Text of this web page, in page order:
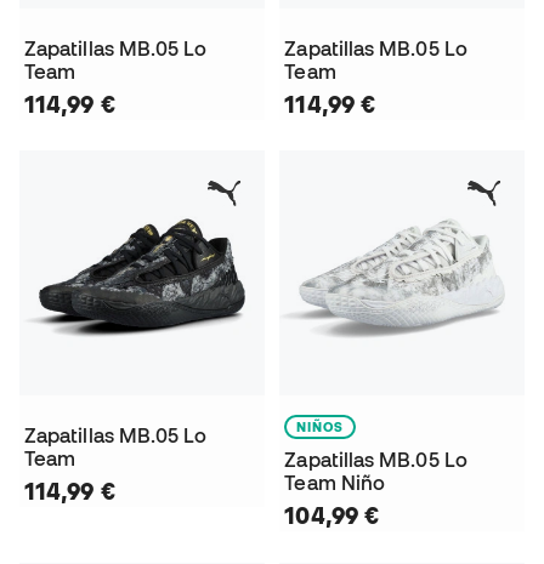
Zapatillas MB.05 Lo
Team
114,99 €
Zapatillas MB.05 Lo
Team
114,99 €
Zapatillas MB.05 Lo
Team
114,99 €
NIÑOS
Zapatillas MB.05 Lo
Team Niño
104,99 €